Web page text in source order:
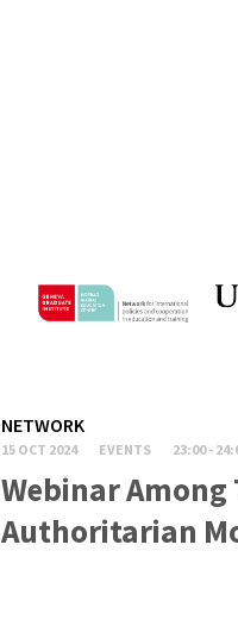
NETWORK
15 OCT 2024 EVENTS 23:00 -
Webinar
Authoritarian